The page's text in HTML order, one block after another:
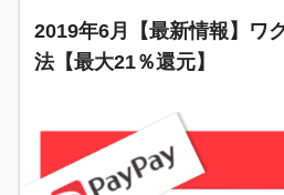
2019年6月【最新情報】ワ
法【最大21％還元】